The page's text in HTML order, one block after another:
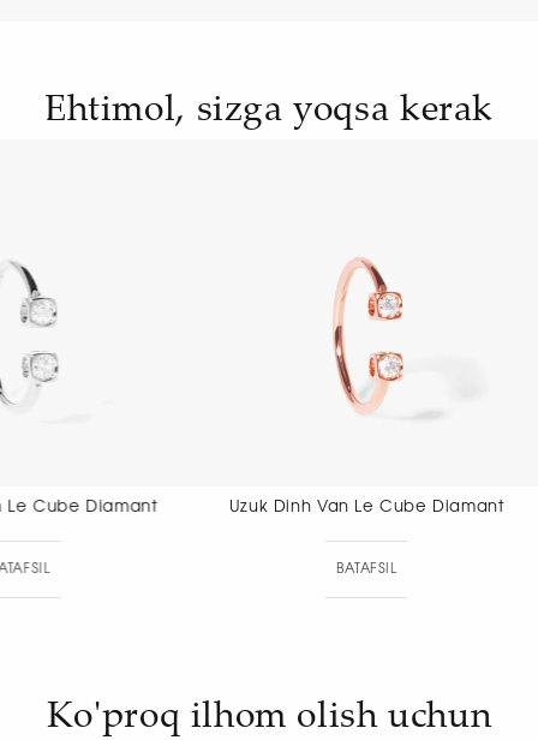
Ehtimol, sizga yoqsa kerak
Uzuk Dinh Van Le Cube Diamant Uzuk Dinh
Ko'proq ilhom olish uchun